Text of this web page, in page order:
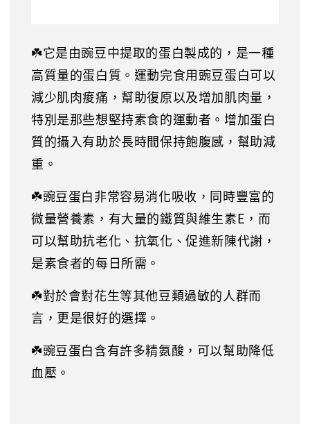
☘️它是由豌豆中提取的蛋白製成的，是一種
高質量的蛋白質。運動完食用豌豆蛋白可以
減少肌肉痠痛，幫助復原以及增加肌肉量，
特別是那些想堅持素食的運動者。增加蛋白
質的攝入有助於長時間保持飽腹感，幫助減
重。
☘️豌豆蛋白非常容易消化吸收，同時豐富的
微量營養素，有大量的鐵質與維生素E，而
可以幫助抗老化、抗氧化、促進新陳代謝，
是素食者的每日所需。
☘️對於會對花生等其他豆類過敏的人群而
言，更是很好的選擇。
☘️豌豆蛋白含有許多精氨酸，可以幫助降低
血壓。